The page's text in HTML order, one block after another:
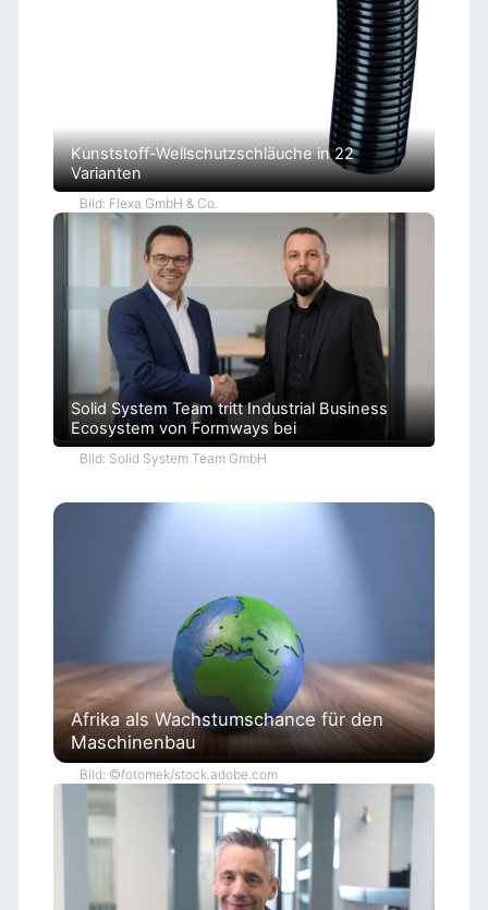
e
Kunststoff-Wellschutzschläuche in 22
Varianten
Bild: Flexa GmbH & Co.
Solid System Team tritt Industrial Business
Ecosystem von Formways bei
Bild: Solid System Team GmbH
Afrika als Wachstumschance für den
Maschinenbau
Bild: ©fotomek/stock.adobe.com